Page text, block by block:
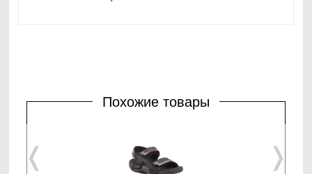
Похожие товары
❬ ❭